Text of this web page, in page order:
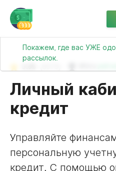
Покажем, где вас УЖЕ
рассылок.
Личный
кредит
Управляйте
персональную
кредит. С помощью